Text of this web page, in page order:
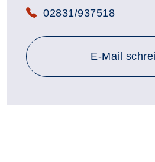
Telefon:
02831/937518
E-Mail